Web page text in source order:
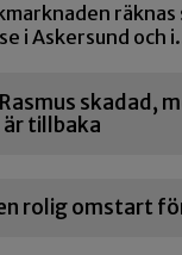
räknas
i Askersund och
Rasmus skadad,
är tillbaka
rolig omstart